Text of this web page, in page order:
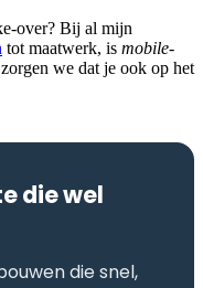
over? Bij al mijn
tot maatwerk, is mobile-
we dat je ook op het
die wel
die snel,